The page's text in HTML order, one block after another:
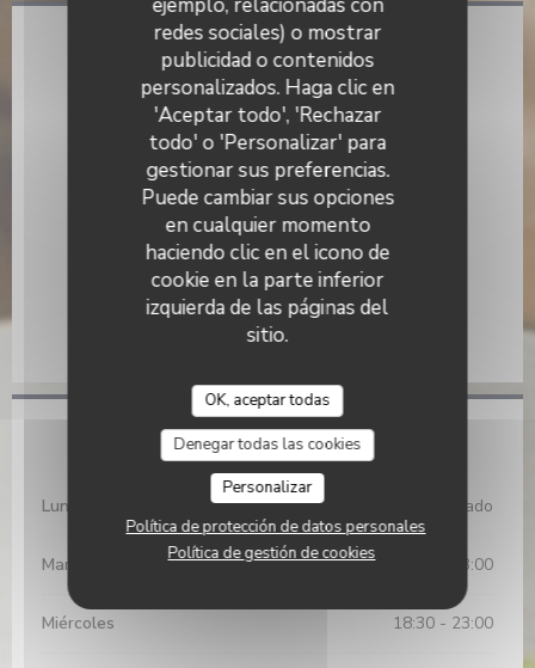
redes sociales) o mostrar
publicidad o contenidos
personalizados. Haga clic en
'Aceptar todo', 'Rechazar
todo' o 'Personalizar' para
gestionar sus preferencias.
Puede cambiar sus opciones
en cualquier momento
haciendo clic en el icono de
cookie en la parte inferior
izquierda de las páginas del
sitio.
OK, aceptar todas
Denegar todas las cookies
Personalizar
Política de protección de datos personales
Política de gestión de cookies
Información general
Cocina
productos de temporada,
Tipo de negocio
Restaurante
Servicios
Aparcamiento cerca, Privatización, Terraza
Métodos de pago
Eurocard/Mastercard, Efectivo, Tarjeta de Crédito
Horario de apertura
Lunes Cerrado
Martes 12:00 - 14:30 18:30 - 23:00
Miércoles 18:30 - 23:00